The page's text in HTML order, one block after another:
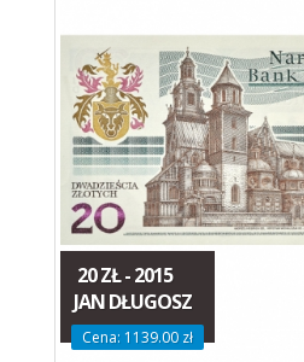
20 ZŁ - 2015
JAN DŁUGOSZ
Cena: 1139.00 zł